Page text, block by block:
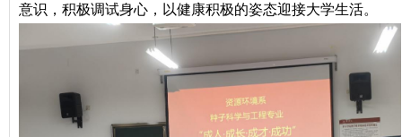
意识，积极调试身心，以健康积极的姿态迎接大学生活。